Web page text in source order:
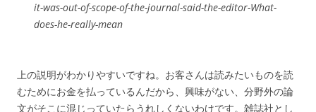
it-was-out-of-scope-of-the-journal-said-the-editor-What-
does-he-really-mean
上の説明がわかりやすいですね。お客さんは読みたいものを読
むためにお金を払っているんだから、興味がない、分野外の論
文がそこに混じっていたらうれしくないわけです。雑誌社とし